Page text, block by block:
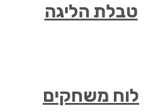
טבלת הליגה
לוח משחקים